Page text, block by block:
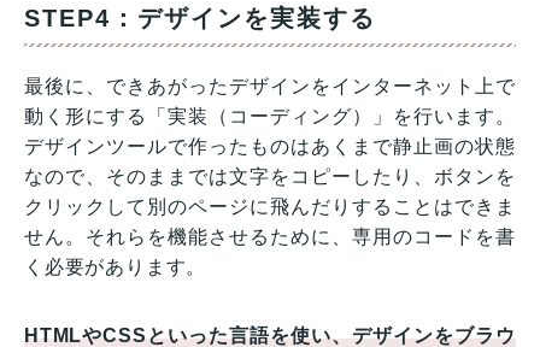
STEP4：デザインを実装する
最後に、できあがったデザインをインターネット上で
動く形にする「実装（コーディング）」を行います。
デザインツールで作ったものはあくまで静止画の状態
なので、そのままでは文字をコピーしたり、ボタンを
クリックして別のページに飛んだりすることはできま
せん。それらを機能させるために、専用のコードを書
く必要があります。
HTMLやCSSといった言語を使い、デザインをブラウ